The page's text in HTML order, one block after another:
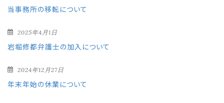
当事務所の移転について
2025年4月1日
岩堀修都弁護士の加入について
2024年12月27日
年末年始の休業について